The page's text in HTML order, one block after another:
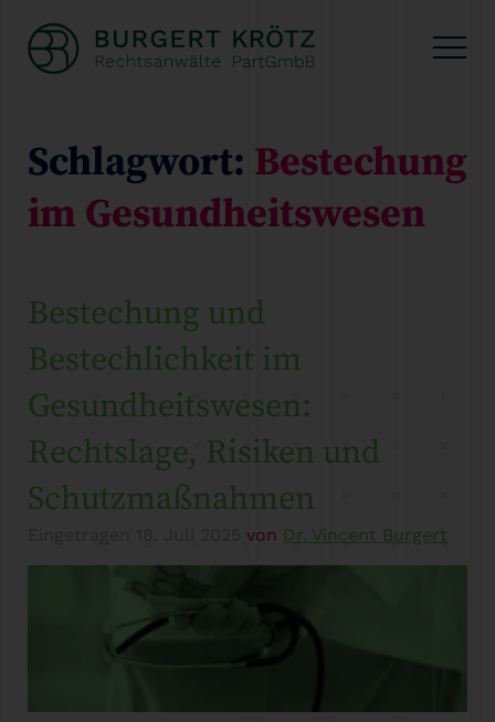
Schlagwort: Bestechung
im Gesundheitswesen
Bestechung und
Bestechlichkeit im
Gesundheitswesen:
Rechtslage, Risiken und
Schutzmaßnahmen
von Dr. Vincent Burgert